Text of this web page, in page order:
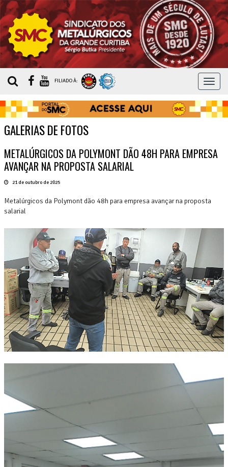
MENU
FILIADO À:
GALERIAS DE FOTOS
METALÚRGICOS DA POLYMONT DÃO 48H PARA EMPRESA
AVANÇAR NA PROPOSTA SALARIAL
21 de outubro de 2025
Metalúrgicos da Polymont dão 48h para empresa avançar na proposta
salarial